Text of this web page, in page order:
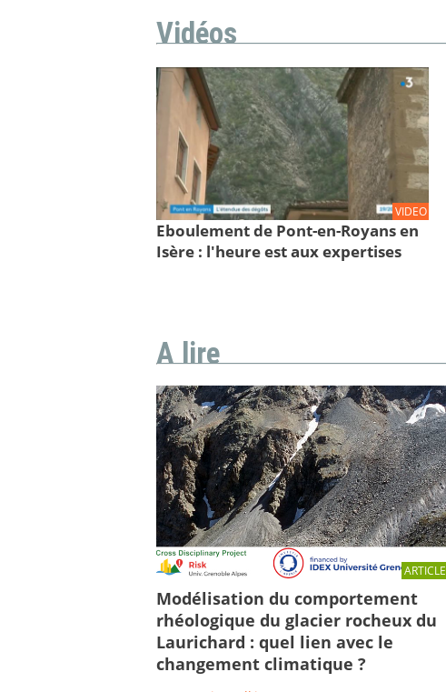
Vidéos
VIDEO
Eboulement de Pont-en-Royans en
Isère : l'heure est aux expertises
A lire
ARTICLE
Modélisation du comportement
rhéologique du glacier rocheux du
Laurichard : quel lien avec le
changement climatique ?